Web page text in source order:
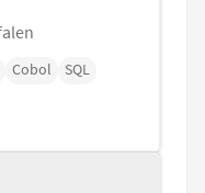
Cobol
SQL